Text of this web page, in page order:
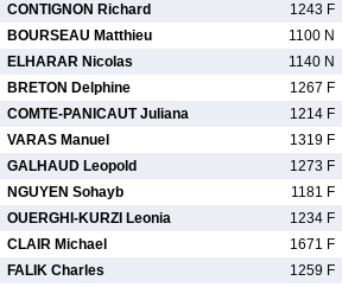
CONTIGNON Richard
1243 F
BOURSEAU Matthieu
1100 N
ELHARAR Nicolas
1140 N
BRETON Delphine
1267 F
COMTE-PANICAUT Juliana
1214 F
VARAS Manuel
1319 F
GALHAUD Leopold
1273 F
NGUYEN Sohayb
1181 F
OUERGHI-KURZI Leonia
1234 F
CLAIR Michael
1671 F
FALIK Charles
1259 F